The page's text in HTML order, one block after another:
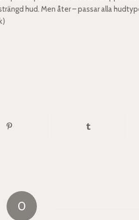
hud. Men åter – passar alla
0